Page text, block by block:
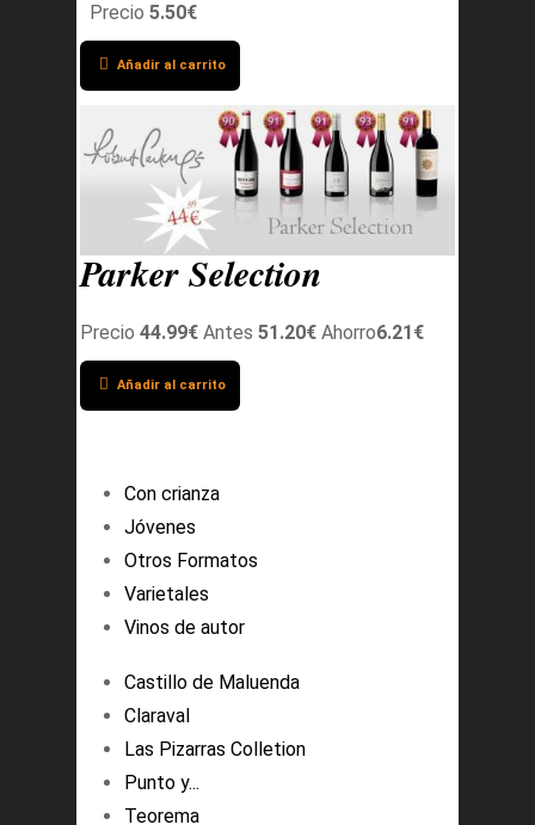
Precio5.50€
Añadir al carrito
Parker Selection
Precio44.99€ Antes51.20€ Ahorro6.21€
Añadir al carrito
Con crianza
Jóvenes
Otros Formatos
Varietales
Vinos de autor
Castillo de Maluenda
Claraval
Las Pizarras Colletion
Punto y...
Teorema